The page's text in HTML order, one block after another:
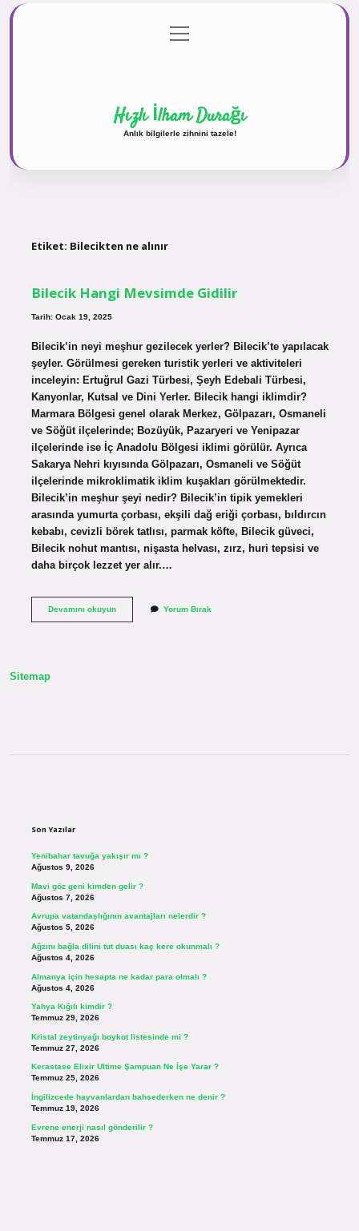
Gizlilik Politikası
menüyü
aç
Hızlı İlham Durağı
Anlık bilgilerle zihnini tazele!
Etiket: Bilecikten ne alınır
Bilecik Hangi Mevsimde Gidilir
Tarih: Ocak 19, 2025
Bilecik’in neyi meşhur gezilecek yerler? Bilecik’te yapılacak
şeyler. Görülmesi gereken turistik yerleri ve aktiviteleri
inceleyin: Ertuğrul Gazi Türbesi, Şeyh Edebali Türbesi,
Kanyonlar, Kutsal ve Dini Yerler. Bilecik hangi iklimdir?
Marmara Bölgesi genel olarak Merkez, Gölpazarı, Osmaneli
ve Söğüt ilçelerinde; Bozüyük, Pazaryeri ve Yenipazar
ilçelerinde ise İç Anadolu Bölgesi iklimi görülür. Ayrıca
Sakarya Nehri kıyısında Gölpazarı, Osmaneli ve Söğüt
ilçelerinde mikroklimatik iklim kuşakları görülmektedir.
Bilecik’in meşhur şeyi nedir? Bilecik’in tipik yemekleri
arasında yumurta çorbası, ekşili dağ eriği çorbası, bıldırcın
kebabı, cevizli börek tatlısı, parmak köfte, Bilecik güveci,
Bilecik nohut mantısı, nişasta helvası, zırz, huri tepsisi ve
daha birçok lezzet yer alır.…
Devamını okuyunBilecik
Yorum Bırak
Sitemap
Son Yazılar
Yenibahar tavuğa yakışır mı ?
Ağustos 9, 2026
Mavi göz geni kimden gelir ?
Ağustos 7, 2026
Avrupa vatandaşlığının avantajları nelerdir ?
Ağustos 5, 2026
Ağzını bağla dilini tut duası kaç kere okunmalı ?
Ağustos 4, 2026
Almanya için hesapta ne kadar para olmalı ?
Ağustos 4, 2026
Yahya Kığılı kimdir ?
Temmuz 29, 2026
Kristal zeytinyağı boykot listesinde mi ?
Temmuz 27, 2026
Kerastase Elixir Ultime Şampuan Ne İşe Yarar ?
Temmuz 25, 2026
İngilizcede hayvanlardan bahsederken ne denir ?
Temmuz 19, 2026
Evrene enerji nasıl gönderilir ?
Temmuz 17, 2026